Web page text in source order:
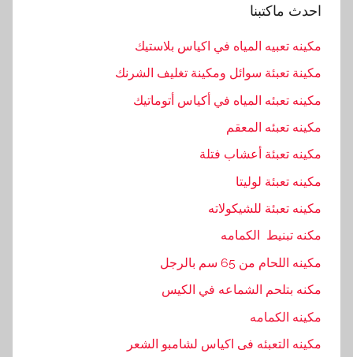
ه
د
س
,
ا
ب
ا
ك
ب
ت
احدث ماكتبنا
مكينه تعبيه المياه في اكياس بلاستيك
مكينة تعبئة سوائل ومكينة تغليف الشرنك
مكينه تعبئه المياه في أكياس أتوماتيك
مكينه تعبئه المعقم
مكينه تعبئة أعشاب فتلة
مكينه تعبئة لوليتا
مكينه تعبئة للشيكولاته
مكنه تبنيط الكمامه
مكينه اللحام من 65 سم بالرجل
مكنه بتلحم الشماعه في الكيس
مكينه الكمامه
مكينه التعبئه فى اكياس لشامبو الشعر